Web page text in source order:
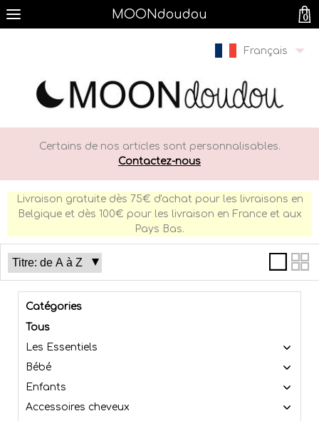
MOONdoudou
Français
Certains de nos articles sont personnalisables.
Contactez-nous
Livraison gratuite dès 75€ d'achat pour les livraisons en
Belgique et dès 100€ pour les livraison en France et aux
Pays Bas.
Catégories
Tous
Les Essentiels
Bébé
Enfants
Accessoires cheveux
0